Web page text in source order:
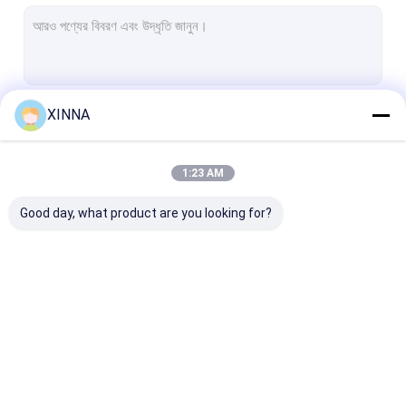
নাইলন ঝিল্লি
ট্রান্সডুসার প্রটেক্টর
XINNA
1:23 AM
Good day, what product are you looking for?